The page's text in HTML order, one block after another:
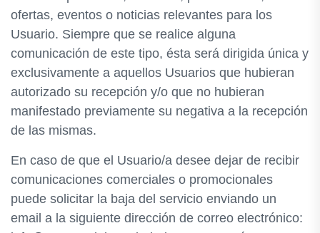
ofertas, eventos o noticias relevantes para los
Usuario. Siempre que se realice alguna
comunicación de este tipo, ésta será dirigida única y
exclusivamente a aquellos Usuarios que hubieran
autorizado su recepción y/o que no hubieran
manifestado previamente su negativa a la recepción
de las mismas.
En caso de que el Usuario/a desee dejar de recibir
comunicaciones comerciales o promocionales
puede solicitar la baja del servicio enviando un
email a la siguiente dirección de correo electrónico: